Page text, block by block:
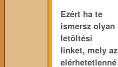
Ezért ha te
ismersz olyan
letöltési
linket, mely az
elérhetetlenné